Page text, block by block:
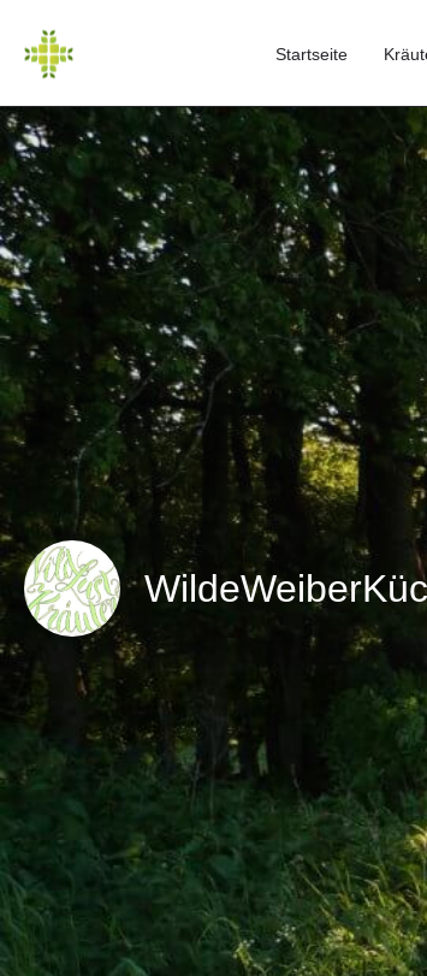
Startseite
Details zum Workshop
Von Mitte April bis Anfang Juni